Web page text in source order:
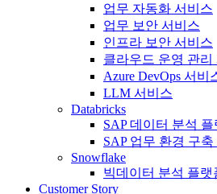
업무 자동화 서비스
업무 보안 서비스
인프라 보안 서비스
클라우드 운영 관리
Azure DevOps 서비
LLM 서비스
Databricks
SAP 데이터 분석
SAP 업무 환경 구
Snowflake
빅데이터 분석 플랫
Customer Story